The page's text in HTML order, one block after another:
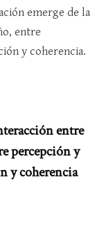
emerge de la
entre
y coherencia.
entre
percepción y
y coherencia